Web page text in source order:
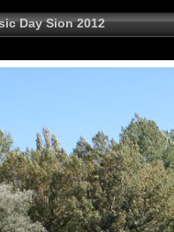
Day Sion 2012